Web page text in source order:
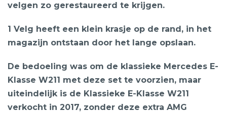
velgen zo gerestaureerd te krijgen.
1 Velg heeft een klein krasje op de rand, in het
magazijn ontstaan door het lange opslaan.
De bedoeling was om de klassieke Mercedes E-
Klasse W211 met deze set te voorzien, maar
uiteindelijk is de Klassieke E-Klasse W211
verkocht in 2017, zonder deze extra AMG